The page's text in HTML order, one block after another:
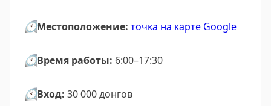
🕙Местоположение: точка на карте Google
🕙Время работы: 6:00–17:30
🕙Вход: 30 000 донгов